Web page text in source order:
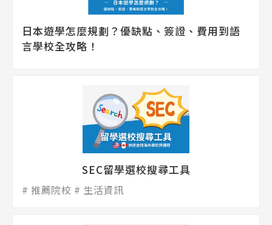
日本遊學怎麼規劃？優缺點、簽證、費用到語
言學校全攻略！
SEC留學選校搜尋工具
推薦院校 生活資訊